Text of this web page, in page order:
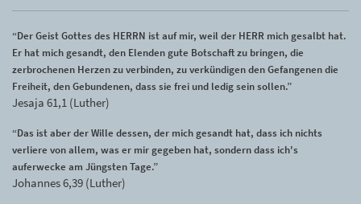
“Der Geist Gottes des HERRN ist auf mir, weil der HERR mich gesalbt hat.
Er hat mich gesandt, den Elenden gute Botschaft zu bringen, die
zerbrochenen Herzen zu verbinden, zu verkündigen den Gefangenen die
Freiheit, den Gebundenen, dass sie frei und ledig sein sollen.”
Jesaja 61,1 (Luther)
“Das ist aber der Wille dessen, der mich gesandt hat, dass ich nichts
verliere von allem, was er mir gegeben hat, sondern dass ich's
auferwecke am Jüngsten Tage.”
Johannes 6,39 (Luther)